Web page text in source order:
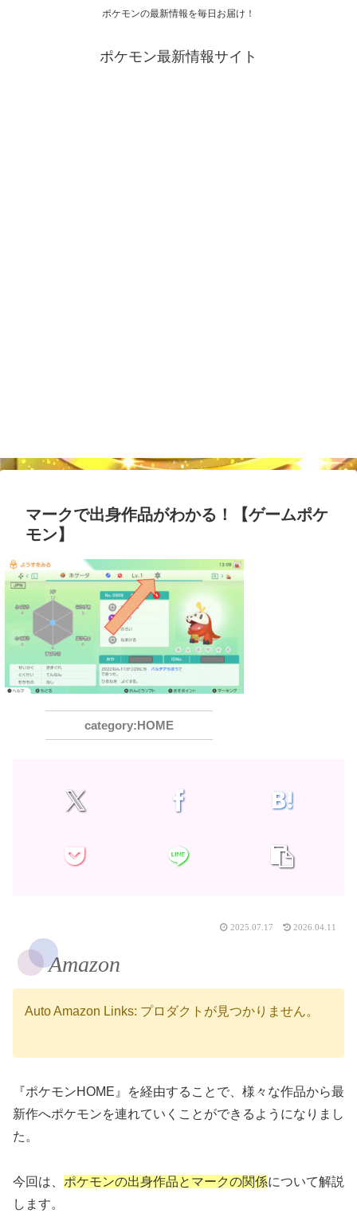
ポケモンの最新情報を毎日お届け！
ポケモン最新情報サイト
マークで出身作品がわかる！【ゲームポケ
モン】
HOME
2025.07.17 2026.04.11
Amazon
Auto Amazon Links: プロダクトが見つかりません。
『ポケモンHOME』を経由することで、様々な作品から最
新作へポケモンを連れていくことができるようになりまし
た。
今回は、 ポケモンの出身作品とマークの関係について解説
します。